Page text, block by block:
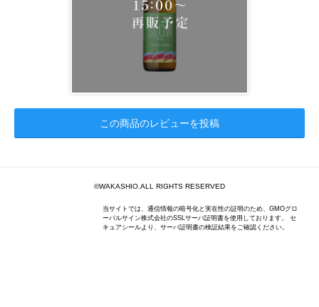
この商品のレビューを投稿
©WAKASHIO.ALL RIGHTS RESERVED
当サイトでは、通信情報の暗号化と実在性の証明のため、GMOグロ
ーバルサイン株式会社のSSLサーバ証明書を使用しております。 セ
キュアシールより、サーバ証明書の検証結果をご確認ください。